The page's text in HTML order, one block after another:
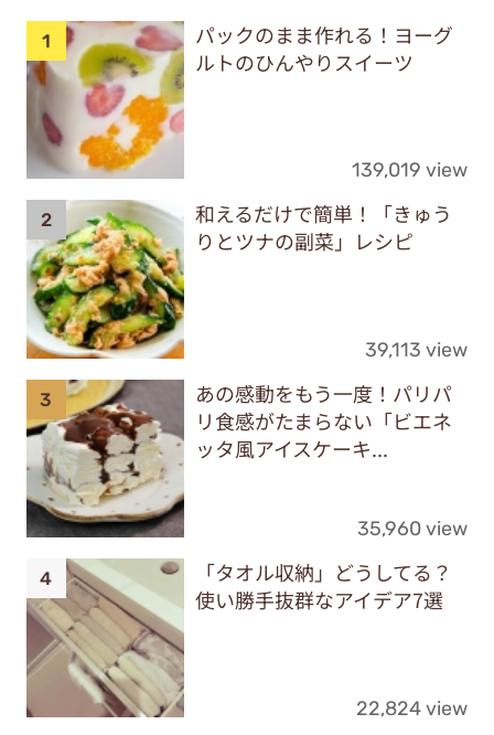
パックのまま作れる！ヨーグ
ルトのひんやりスイーツ
139,019 view
和えるだけで簡単！「きゅう
りとツナの副菜」レシピ
39,113 view
あの感動をもう一度！パリパ
リ食感がたまらない「ビエネ
ッタ風アイスケーキ...
35,960 view
「タオル収納」どうしてる？
使い勝手抜群なアイデア7選
22,824 view